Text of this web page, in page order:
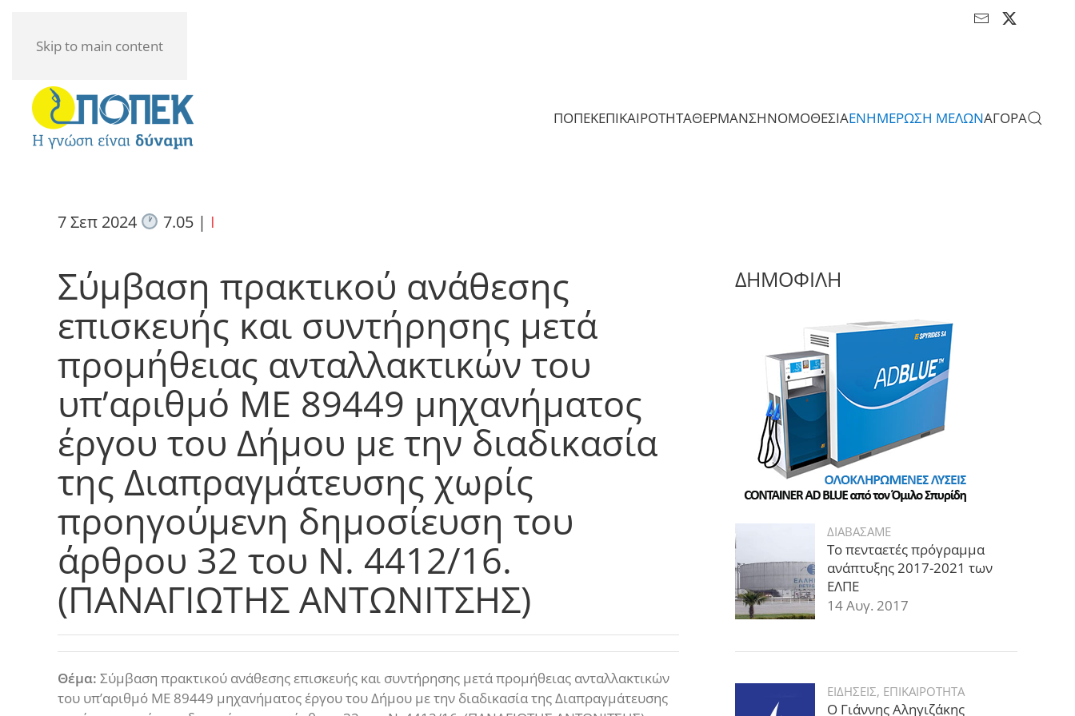
Skip to main content
ΠΟΠΕΚΕΠΙΚΑΙΡΟΤΗΤΑΘΕΡΜΑΝΣΗΝΟΜΟΘΕΣΙΑΕΝΗΜΕΡΩΣΗ ΜΕΛΩΝΑΓΟΡΑ
7 Σεπ 2024 7.05| I
Σύμβαση πρακτικού ανάθεσης
επισκευής και συντήρησης μετά
προμήθειας ανταλλακτικών του
υπ’αριθμό ΜΕ 89449 μηχανήματος
έργου του Δήμου με την διαδικασία
της Διαπραγμάτευσης χωρίς
προηγούμενη δημοσίευση του
άρθρου 32 του Ν. 4412/16.
(ΠΑΝΑΓΙΩΤΗΣ ΑΝΤΩΝΙΤΣΗΣ)
Θέμα: Σύμβαση πρακτικού ανάθεσης επισκευής και συντήρησης μετά προμήθειας ανταλλακτικών
του υπ’αριθμό ΜΕ 89449 μηχανήματος έργου του Δήμου με την διαδικασία της Διαπραγμάτευσης
ΔΗΜΟΦΙΛΗ
ΔΙΑΒΑΣΑΜΕ
Το πενταετές πρόγραμμα
ανάπτυξης 2017-2021 των
ΕΛΠΕ
14 Αυγ. 2017
ΕΙΔΗΣΕΙΣ, ΕΠΙΚΑΙΡΟΤΗΤΑ
Ο Γιάννης Αληγιζάκης